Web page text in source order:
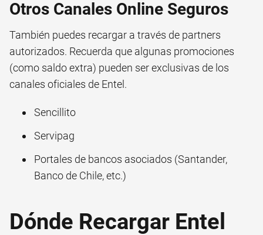
Otros Canales Online Seguros
También puedes recargar a través de partners
autorizados. Recuerda que algunas promociones
(como saldo extra) pueden ser exclusivas de los
canales oficiales de Entel.
Sencillito
Servipag
Portales de bancos asociados (Santander,
Banco de Chile, etc.)
Dónde Recargar Entel